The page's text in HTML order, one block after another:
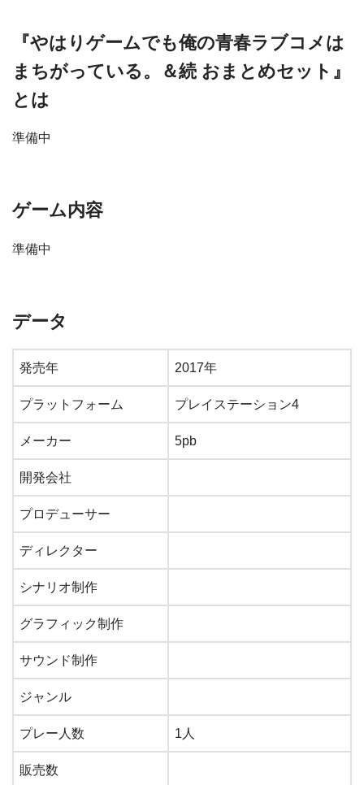
『やはりゲームでも俺の青春ラブコメは
まちがっている。＆続 おまとめセット』
とは
準備中
ゲーム内容
準備中
データ
発売年 2017年
プラットフォーム プレイステーション4
メーカー 5pb
開発会社
プロデューサー
ディレクター
シナリオ制作
グラフィック制作
サウンド制作
ジャンル
プレー人数 1人
販売数